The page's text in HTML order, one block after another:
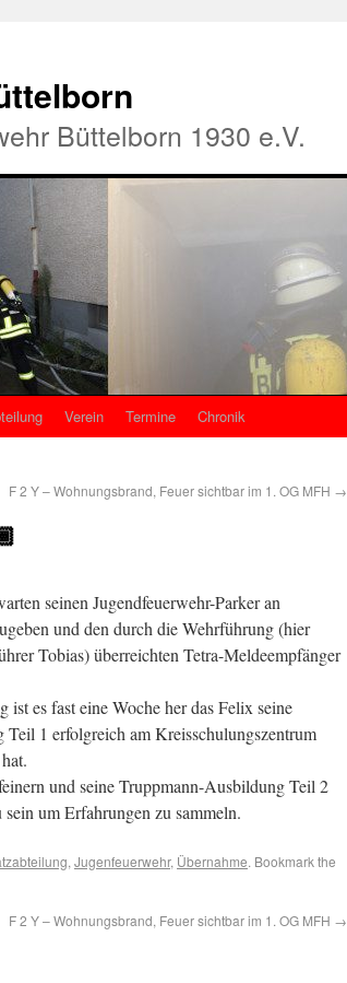
Büttelborn 1930 e.V.
Verein Termine Chronik
F 2 Y – Wohnungsbrand, Feuer sichtbar im 1. OG MFH →
seinen Jugendfeuerwehr-Parker an
und den durch die Wehrführung (hier
Tobias) überreichten Tetra-Meldeempfänger
ist es fast eine Woche her das Felix seine
1 erfolgreich am Kreisschulungszentrum
und seine Truppmann-Ausbildung Teil 2
um Erfahrungen zu sammeln.
, Jugenfeuerwehr, Übernahme. Bookmark the
F 2 Y – Wohnungsbrand, Feuer sichtbar im 1. OG MFH →